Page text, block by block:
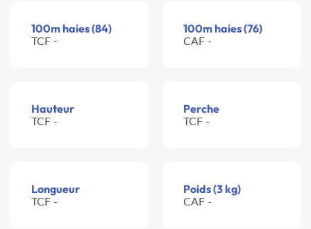
100m haies (84)
TCF -
100m haies (76)
CAF -
Hauteur
TCF -
Perche
TCF -
Longueur
TCF -
Poids (3 kg)
CAF -